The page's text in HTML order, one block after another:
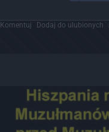
Komentuj Dodaj do ulubionych